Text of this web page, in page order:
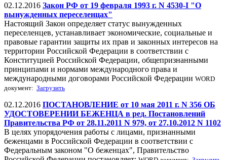
02.12.2016 Закон РФ от 19 февраля 1993 г. N 4530-I "О
вынужденных переселенцах"
Настоящий Закон определяет статус вынужденных
переселенцев, устанавливает экономические, социальные и
правовые гарантии защиты их прав и законных интересов на
территории Российской Федерации в соответствии с
Конституцией Российской Федерации, общепризнанными
принципами и нормами международного права и
международными договорами Российской Федерации WORD
документ: Загрузить
02.12.2016 ПОСТАНОВЛЕНИЕ от 10 мая 2011 г. N 356 ОБ
УДОСТОВЕРЕНИИ БЕЖЕНЦА в ред. Постановлений
Правительства РФ от 28.11.2011 N 979, от 27.10.2012 N 1102
В целях упорядочения работы с лицами, признанными
беженцами в Российской Федерации в соответствии с
Федеральным законом "О беженцах", Правительство